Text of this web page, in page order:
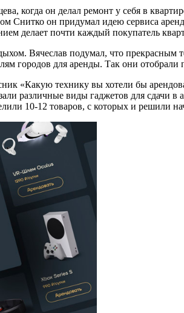
когда он делал ремонт у себя в
Снитко он придумал идею сервиса
делает почти каждый покупатель
Вячеслав подумал, что прекрасным
городов для аренды. Так они
«Какую технику вы хотели бы
различные виды гаджетов для сдачи
10-12 товаров, с которых и решили